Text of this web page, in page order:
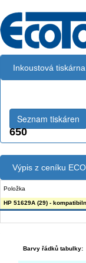
Inkoustová
650
Seznam tiskáren
Výpis z ceníku
Položka
HP 51629A (29) -
Barvy řádků tabulky: